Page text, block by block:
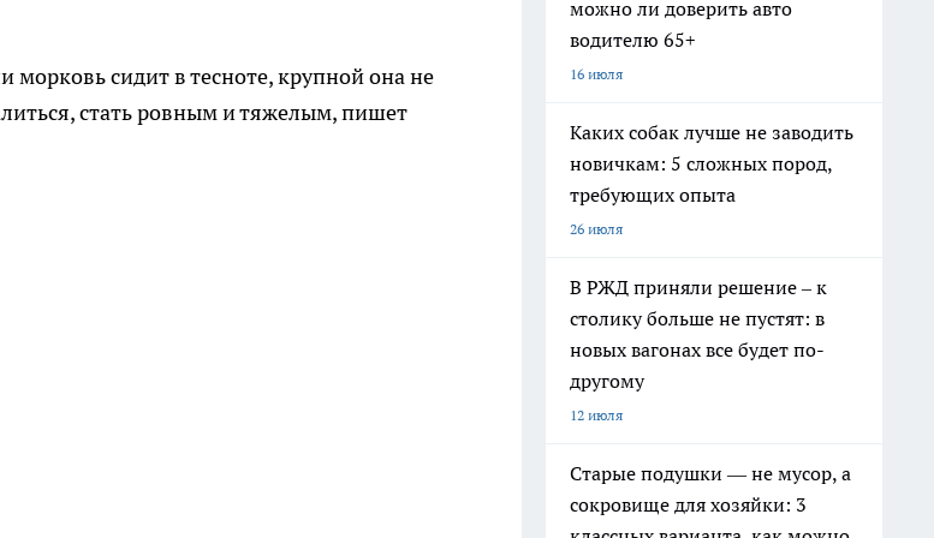
морковь сидит в тесноте, крупной она не
стать ровным и тяжелым, пишет
можно ли доверить авто
водителю 65+
16 июля
Каких собак лучше не заводить
новичкам: 5 сложных пород,
требующих опыта
26 июля
В РЖД приняли решение – к
столику больше не пустят: в
новых вагонах все будет по-
другому
12 июля
Старые подушки — не мусор, а
сокровище для хозяйки: 3